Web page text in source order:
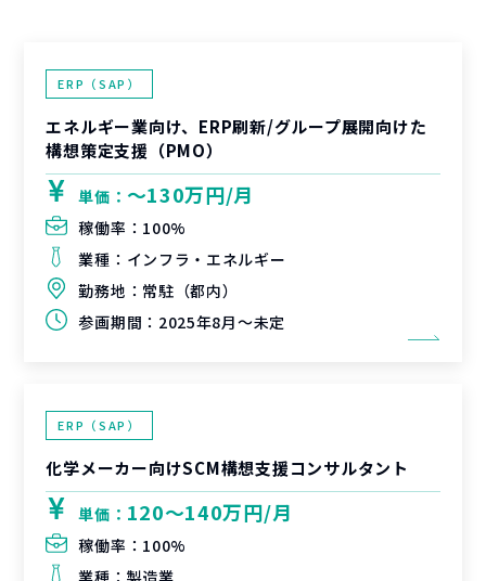
ERP（SAP）
エネルギー業向け、ERP刷新/グループ展開向けた
構想策定支援（PMO）
単価： 〜130万円/月
稼働率： 100%
業種： インフラ・エネルギー
勤務地： 常駐（都内）
参画期間： 2025年8月～未定
ERP（SAP）
化学メーカー向けSCM構想支援コンサルタント
単価： 120〜140万円/月
稼働率： 100%
業種： 製造業